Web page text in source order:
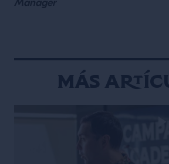
Manager
Más